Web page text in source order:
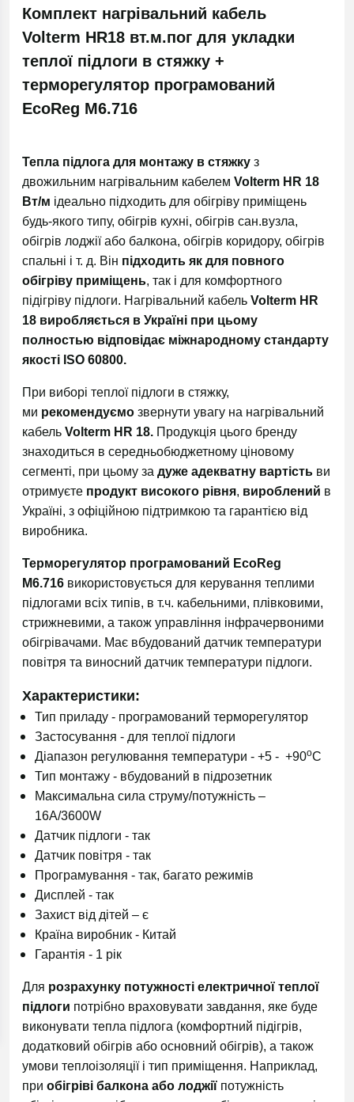
Комплект нагрівальний кабель
Volterm HR18 вт.м.пог для укладки
теплої підлоги в стяжку +
терморегулятор програмований
EcoReg М6.716
Тепла підлога для монтажу в стяжку з
двожильним нагрівальним кабелем Volterm HR 18
Вт/м ідеально підходить для обігріву приміщень
будь-якого типу, обігрів кухні, обігрів сан.вузла,
обігрів лоджії або балкона, обігрів коридору, обігрів
спальні і т. д. Він підходить як для повного
обігріву приміщень, так і для комфортного
підігріву підлоги. Нагрівальний кабель Volterm HR
18 виробляється в Україні при цьому
полностью відповідає міжнародному стандарту
якості ISO 60800.
При виборі теплої підлоги в стяжку,
ми рекомендуємо звернути увагу на нагрівальний
кабель Volterm HR 18. Продукція цього бренду
знаходиться в середньобюджетному ціновому
сегменті, при цьому за дуже адекватну вартість ви
отримуєте продукт високого рівня, вироблений в
Україні, з офіційною підтримкою та гарантією від
виробника.
Терморегулятор програмований EcoReg
М6.716 використовується для керування теплими
підлогами всіх типів, в т.ч. кабельними, плівковими,
стрижневими, а також управління інфрачервоними
обігрівачами. Має вбудований датчик температури
повітря та виносний датчик температури підлоги.
Характеристики:
Тип приладу - програмований терморегулятор
Застосування - для теплої підлоги
Діапазон регулювання температури - +5 - +90оC
Тип монтажу - вбудований в підрозетник
Максимальна сила струму/потужність –
16А/3600W
Датчик підлоги - так
Датчик повітря - так
Програмування - так, багато режимів
Дисплей - так
Захист від дітей – є
Країна виробник - Китай
Гарантія - 1 рік
Для розрахунку потужності електричної теплої
підлоги потрібно враховувати завдання, яке буде
виконувати тепла підлога (комфортний підігрів,
додатковий обігрів або основний обігрів), а також
умови теплоізоляції і тип приміщення. Наприклад,
при обігріві балкона або лоджії потужність